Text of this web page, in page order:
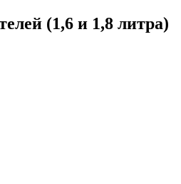
(1,6 и 1,8 литра)